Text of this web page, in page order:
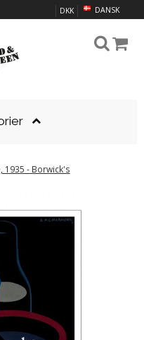
DANSK
DKK
1935 - Borwick's